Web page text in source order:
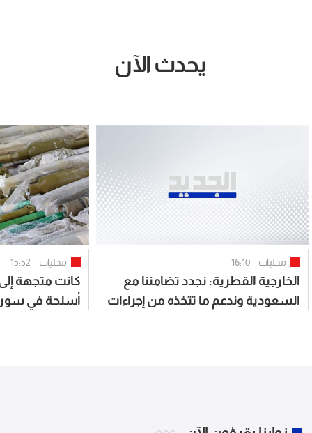
يحدث الآن
محليات 16:10
الخارجية القطرية: نجدد تضامننا مع
السعودية وندعم ما تتخذه من إجراءات
محليات 15:52
كانت متجهة
أسلحة في